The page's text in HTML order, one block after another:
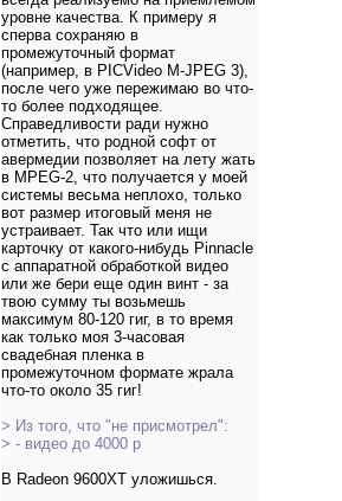
уровне качества. К примеру я
сперва сохраняю в
промежуточный формат
(например, в PICVideo M-JPEG 3),
после чего уже пережимаю во что-
то более подходящее.
Справедливости ради нужно
отметить, что родной софт от
авермедии позволяет на лету жать
в MPEG-2, что получается у моей
системы весьма неплохо, только
вот размер итоговый меня не
устраивает. Так что или ищи
карточку от какого-нибудь Pinnacle
с аппаратной обработкой видео
или же бери еще один винт - за
твою сумму ты возьмешь
максимум 80-120 гиг, в то время
как только моя 3-часовая
свадебная пленка в
промежуточном формате жрала
что-то около 35 гиг!
> Из того, что "не присмотрел":
> - видео до 4000 р
В Radeon 9600XT уложишься.